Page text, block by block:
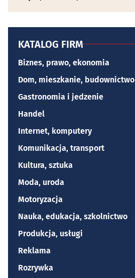
KATALOG FIRM
Biznes, prawo, ekonomia
Dom, mieszkanie, budownictwo
Gastronomia i jedzenie
Handel
Internet, komputery
Komunikacja, transport
Kultura, sztuka
Moda, uroda
Motoryzacja
Nauka, edukacja, szkolnictwo
Produkcja, usługi
Reklama
Rozrywka